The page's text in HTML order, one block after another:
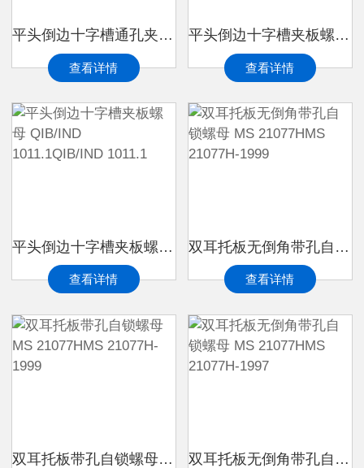
平头倒边十字槽通孔夹板螺母 QIB/IND 1012QIB/IND 1012
查看详情
平头倒边十字槽夹板螺母 QIB/IND 1011.2QIB/IND 1011.2
查看详情
平头倒边十字槽夹板螺母 QIB/IND 1011.1QIB/IND 1011.1
查看详情
双耳托板无倒角带孔自锁螺母 MS 21077HMS 21077H-1999
查看详情
双耳托板带孔自锁螺母 MS 21077HMS 21077H-1999 双耳托板无倒角带孔自锁螺母 MS 21077HMS 21077H-1997